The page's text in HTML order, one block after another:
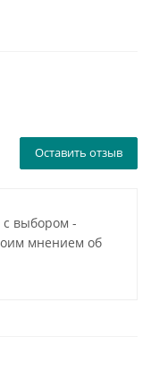
Оставить отзыв
с выбором -
мнением об